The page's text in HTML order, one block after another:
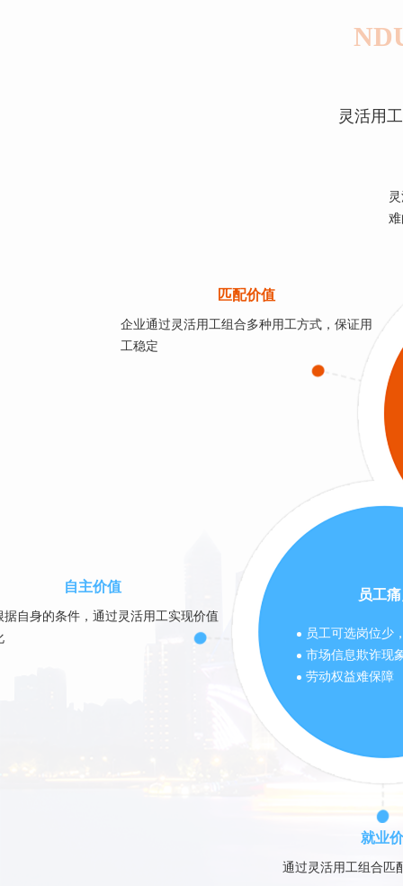
灵活用
员工
员工可选岗位少
市场信息欺诈现
劳动权益难保障
就业
通过灵活用工组合匹
自主价值
据自身的条件，通过灵活用工实现价值
匹配价值
企业通过灵活用工组合多种用工方式，保证用
工稳定